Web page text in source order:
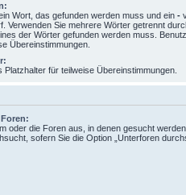
Wort, das gefunden werden muss und ein -
Verwenden Sie mehrere Wörter getrennt
der Wörter gefunden werden muss.
Übereinstimmungen.
Platzhalter für teilweise Übereinstimmungen.
oder die Foren aus, in denen gesucht
sofern Sie die Option „Unterforen